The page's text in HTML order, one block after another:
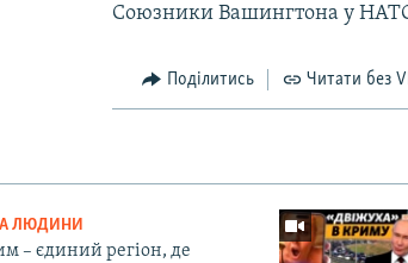
Союзники Вашингтона у НАТО
Поділитись Читати без
ЛЮДИНИ
– єдиний регіон, де